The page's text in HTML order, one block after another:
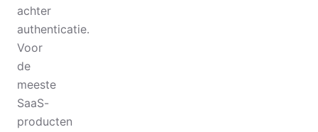
achter
authenticatie.
Voor
de
meeste
SaaS-
producten